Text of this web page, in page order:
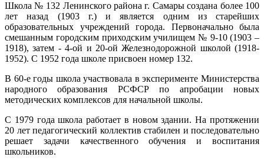
Школа № 132 Ленинского района г. Самары создана более 100
лет назад (1903 г.) и является одним из старейших
образовательных учреждений города. Первоначально была
смешанным городским приходским училищем № 9-10 (1903 –
1918), затем - 4-ой и 20-ой Железнодорожной школой (1918-
1952). С 1952 года школе присвоен номер 132.
В 60-е годы школа участвовала в эксперименте Министерства
народного образования РСФСР по апробации новых
методических комплексов для начальной школы.
С 1979 года школа работает в новом здании. На протяжении
20 лет педагогический коллектив стабилен и последовательно
решает задачи качественного обучения и воспитания
школьников.